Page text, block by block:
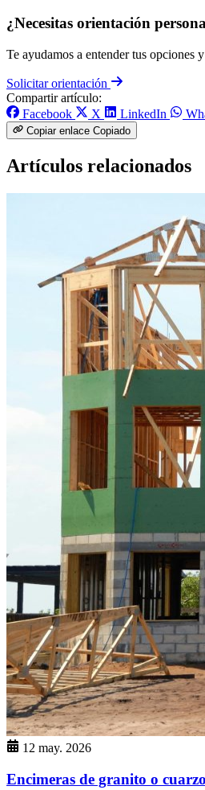
¿Necesitas orientación
Te ayudamos a entender tus opciones
Solicitar orientación
Compartir artículo:
Facebook
X LinkedIn
Copiar enlace Copiado
Artículos relacionados
12 may. 2026
Encimeras de granito o